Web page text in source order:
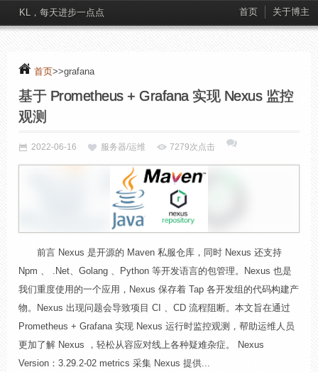
KL，每天进步一点点 首页 关于博主
首页>>grafana
基于 Prometheus + Grafana 实现 Nexus 监控
观测
2022-06-16 服务器/运维 7279次点击
前言 Nexus 是开源的 Maven 私服仓库，同时 Nexus 还支持
Npm 、 .Net、Golang 、Python 等开发语言的包管理。Nexus 也是
我们重度使用的一个应用，Nexus 保存着 Tap 各开发组的代码构建产
物。Nexus 出现问题会导致项目 CI 、CD 流程阻断。本文旨在通过
Prometheus + Grafana 实现 Nexus 运行时监控观测，帮助运维人员
更加了解 Nexus ，轻松从容应对线上各种疑难杂症。 Nexus
Version：3.29.2-02 metrics 采集 Nexus 提供...